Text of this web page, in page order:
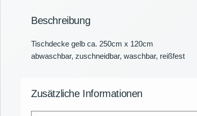
Beschreibung
Tischdecke gelb ca. 250cm x 120cm
abwaschbar, zuschneidbar, waschbar, reißfest
Zusätzliche Informationen